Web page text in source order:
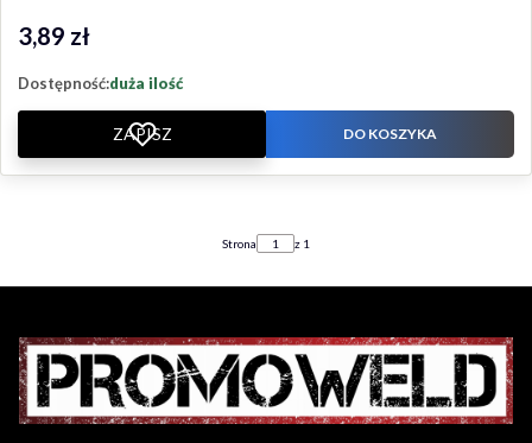
Cena
3,89 zł
Dostępność:duża ilość
ZAPISZ DO KOSZYKA
Strona z 1